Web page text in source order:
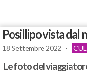
Posillipo vista dal
18 Settembre 2022 -
Le foto del